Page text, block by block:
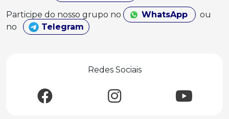
Participe do nosso grupo no WhatsApp
ou
no
Telegram
Redes Sociais